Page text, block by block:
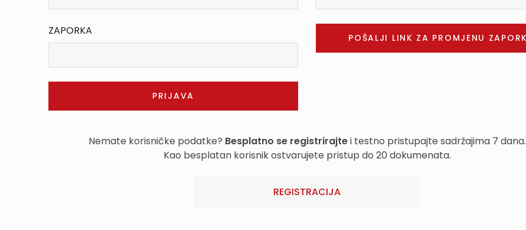
ZAPORKA
Nemate korisničke podatke? Besplatno se registrirajtei testno pristupajte sadržajima 7 dana.
Kao besplatan korisnik ostvarujete pristup do 20 dokumenata.
REGISTRACIJA